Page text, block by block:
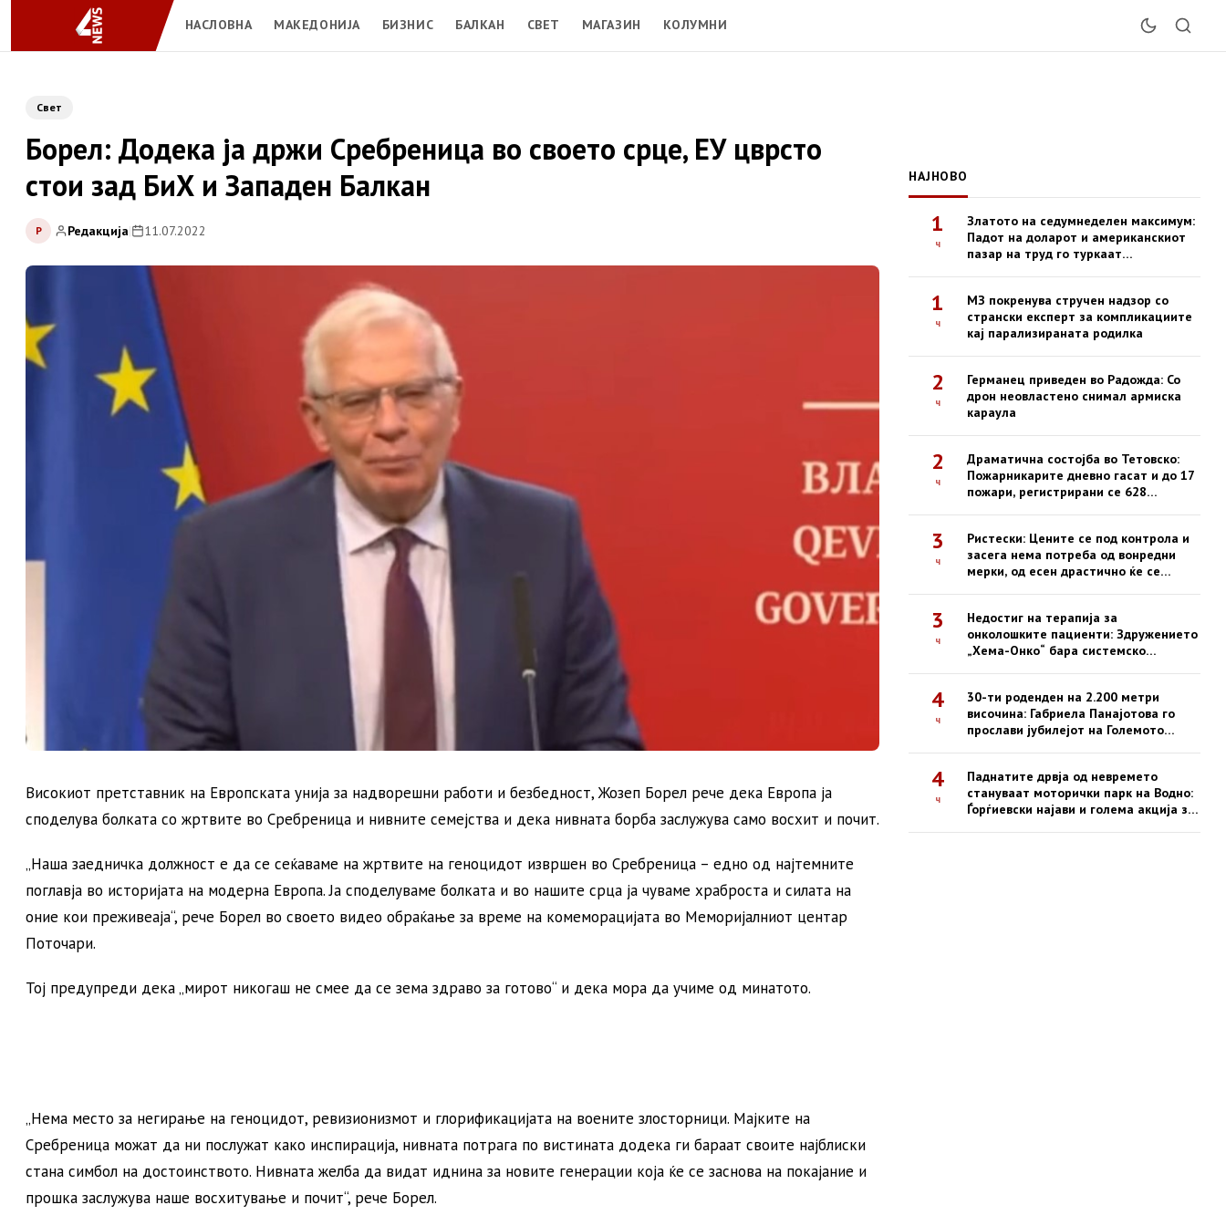
НАСЛОВНА МАКЕДОНИЈА БИЗНИС БАЛКАН СВЕТ МАГАЗИН КОЛУМНИ
Свет
Борел: Додека ја држи Сребреница во своето срце, ЕУ цврсто
стои зад БиХ и Западен Балкан
Р Редакција| 11.07.2022
Високиот претставник на Европската унија за надворешни работи и безбедност, Жозеп Борел рече дека Европа ја
споделува болката со жртвите во Сребреница и нивните семејства и дека нивната борба заслужува само восхит и почит.
„Наша заедничка должност е да се сеќаваме на жртвите на геноцидот извршен во Сребреница – едно од најтемните
поглавја во историјата на модерна Европа. Ја споделуваме болката и во нашите срца ја чуваме храброста и силата на
оние кои преживеаја“, рече Борел во своето видео обраќање за време на комеморацијата во Меморијалниот центар
Поточари.
Тој предупреди дека „мирот никогаш не смее да се зема здраво за готово“ и дека мора да учиме од минатото.
„Нема место за негирање на геноцидот, ревизионизмот и глорификацијата на воените злосторници. Мајките на
Сребреница можат да ни послужат како инспирација, нивната потрага по вистината додека ги бараат своите најблиски
стана симбол на достоинството. Нивната желба да видат иднина за новите генерации која ќе се заснова на покајание и
прошка заслужува наше восхитување и почит“, рече Борел.
НАЈНОВО
1
ч
Златото на седумнеделен максимум:
Падот на доларот и американскиот
пазар на труд го туркаат
1
ч
МЗ покренува стручен надзор со
странски експерт за компликациите
кај парализираната родилка
2
ч
Германец приведен во Радожда: Со
дрон неовластено снимал армиска
караула
2
ч
Драматична состојба во Тетовско:
Пожарникарите дневно гасат и до 17
пожари, регистрирани се 628
3
ч
Ристески: Цените се под контрола и
засега нема потреба од вонредни
мерки, од есен драстично ќе се
3
ч
Недостиг на терапија за
онколошките пациенти: Здружението
„Хема-Онко“ бара системско
4
ч
30-ти роденден на 2.200 метри
височина: Габриела Панајотова го
прослави јубилејот на Големото
4
ч
Паднатите дрвја од невремето
стануваат моторички парк на Водно:
Ѓорѓиевски најави и голема акција за